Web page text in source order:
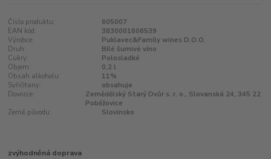
Číslo produktu:
605007
EAN kód:
3830001606539
Výrobce:
Puklavec&Family wines D.O.O.
Druh:
Bílé šumivé víno
Cukry:
Polosladké
Objem:
0,2 l
Obsah alkoholu:
11%
Syřičitany:
obsahuje
Dovozce:
Zemědělský Starý Dvůr s. r. o., Slovanská 24, 345 22
Poběžovice
Země původu:
Slovinsko
zvýhodněná doprava